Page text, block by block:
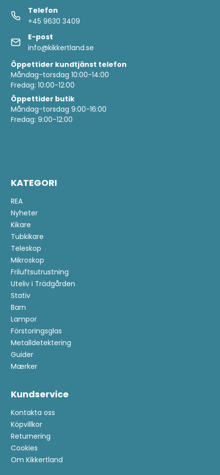
Telefon
+45 9630 3409
E-post
info@kikkertland.se
Öppettider kundtjänst telefon
Måndag-torsdag 10:00-14:00
Fredag: 10:00-12:00
Öppettider butik
Måndag-torsdag 9:00-16:00
Fredag: 9:00-12:00
KATEGORI
REA
Nyheter
Kikare
Tubkikare
Teleskop
Mikroskop
Friluftsutrustning
Uteliv i Trädgården
Stativ
Barn
Lampor
Förstoringsglas
Metalldetektering
Guider
Mærker
Kundservice
Kontakta oss
Köpvillkor
Returnering
Cookies
Om Kikkertland
Anmäl dig till kundklubb!
Bli medlem i kundklubben och se fram emot
Tävlingar
: Automatiskt deltagande i en ny tävling